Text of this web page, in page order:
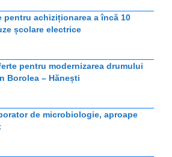
pentru achiziționarea a încă 10
școlare electrice
pentru modernizarea drumului
Borolea – Hănești
de microbiologie, aproape